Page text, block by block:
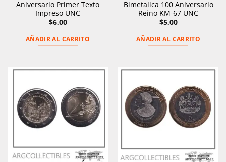
Aniversario Primer Texto
Impreso UNC
$6,00
AÑADIR AL CARRITO
Bimetalica 100 Aniversario
Reino KM-67 UNC
$5,00
AÑADIR AL CARRITO